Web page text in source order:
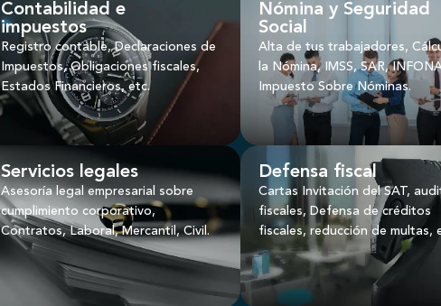
Contabilidad e
impuestos
Registro contable, Declaraciones de
Impuestos, Obligaciones fiscales,
Estados Financieros, etc.
Nómina y Seguridad
Social
Alta de tus trabajadores,
la Nómina, IMSS, SAR,
Impuesto Sobre Nóminas.
Servicios legales
Asesoría legal empresarial sobre
cumplimiento corporativo,
Contratos, Laboral, Mercantil, Civil.
Defensa fiscal
Cartas Invitación del SAT,
fiscales, Defensa de créditos
fiscales, reducción de multas,